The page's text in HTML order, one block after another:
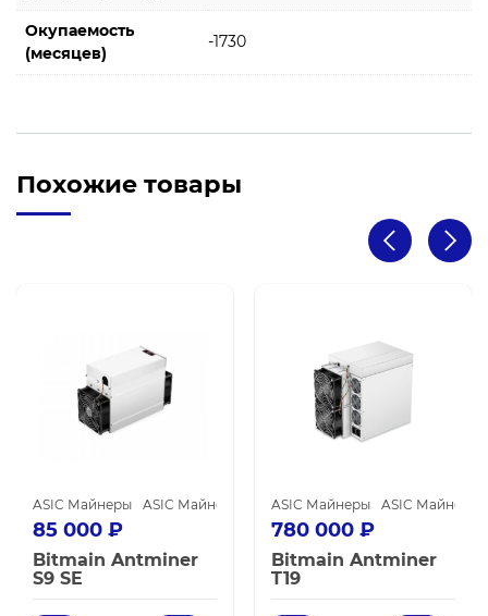
Окупаемость
(месяцев)
-1730
Похожие товары
Innosilicon
ASIC Майнеры ASIC Майнеры Bitmain
85 000 ₽
Bitmain Antminer
S9 SE
ASIC Майнеры ASIC Майнеры
780 000 ₽
Bitmain Antminer
T19